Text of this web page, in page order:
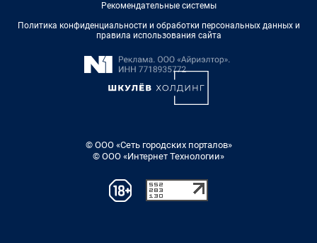
Рекомендательные системы
Политика конфиденциальности и обработки персональных данных и
правила использования сайта
© ООО «Сеть городских порталов»
© ООО «Интернет Технологии»